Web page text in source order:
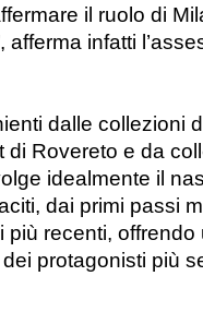
il ruolo di
infatti
dalle collezioni
Rovereto e da
idealmente il
dai primi passi
recenti,
protagonisti più